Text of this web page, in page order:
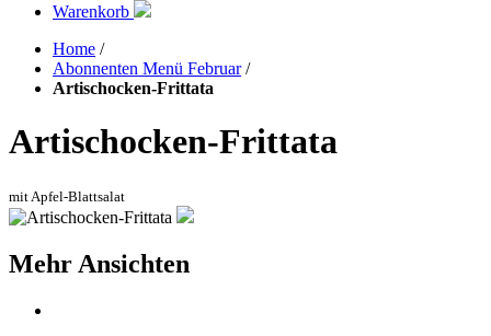
Warenkorb
Home /
Abonnenten Menü Februar /
Artischocken-Frittata
Artischocken-Frittata
mit Apfel-Blattsalat
Mehr Ansichten